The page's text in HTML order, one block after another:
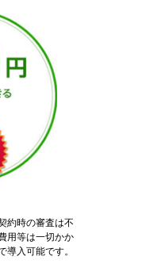
約時の審査は不
用等は一切かか
導入可能です。